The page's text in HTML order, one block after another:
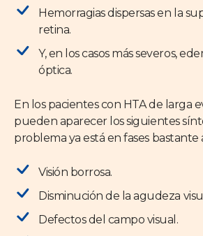
Hemorragias dispersas en la
retina.
Y, en los casos más severos,
óptica.
En los pacientes con HTA de larga
pueden aparecer los siguientes
problema ya está en fases bastante
Visión borrosa.
Disminución de la agudeza
Defectos del campo visual.